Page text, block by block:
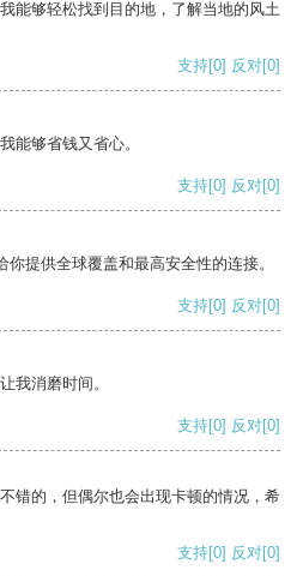
能够轻松找到目的地，了解当地的风土
支持[0] 反对[0]
能够省钱又省心。
支持[0] 反对[0]
提供全球覆盖和最高安全性的连接。
支持[0] 反对[0]
我消磨时间。
支持[0] 反对[0]
错的，但偶尔也会出现卡顿的情况，希
支持[0] 反对[0]